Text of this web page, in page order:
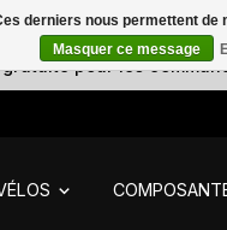
pour les
derniers nous permettent
Masquer ce message